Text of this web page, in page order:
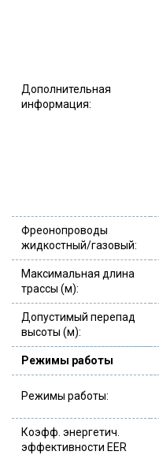
Дополнительная
информация:
Фреонопроводы
жидкостный/газовый:
Максимальная длина
трассы (м):
Допустимый перепад
высоты (м):
Режимы работы
Режимы работы:
Коэфф. энергетич.
эффективности EER